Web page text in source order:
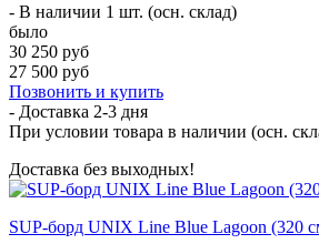
- В наличии 1 шт. (осн. склад)
было
30 250 руб
27 500 руб
Позвонить и купить
- Доставка 2-3 дня
При условии товара в наличии (осн.
Доставка без выходных!
SUP-борд UNIX Line Blue Lagoon (320